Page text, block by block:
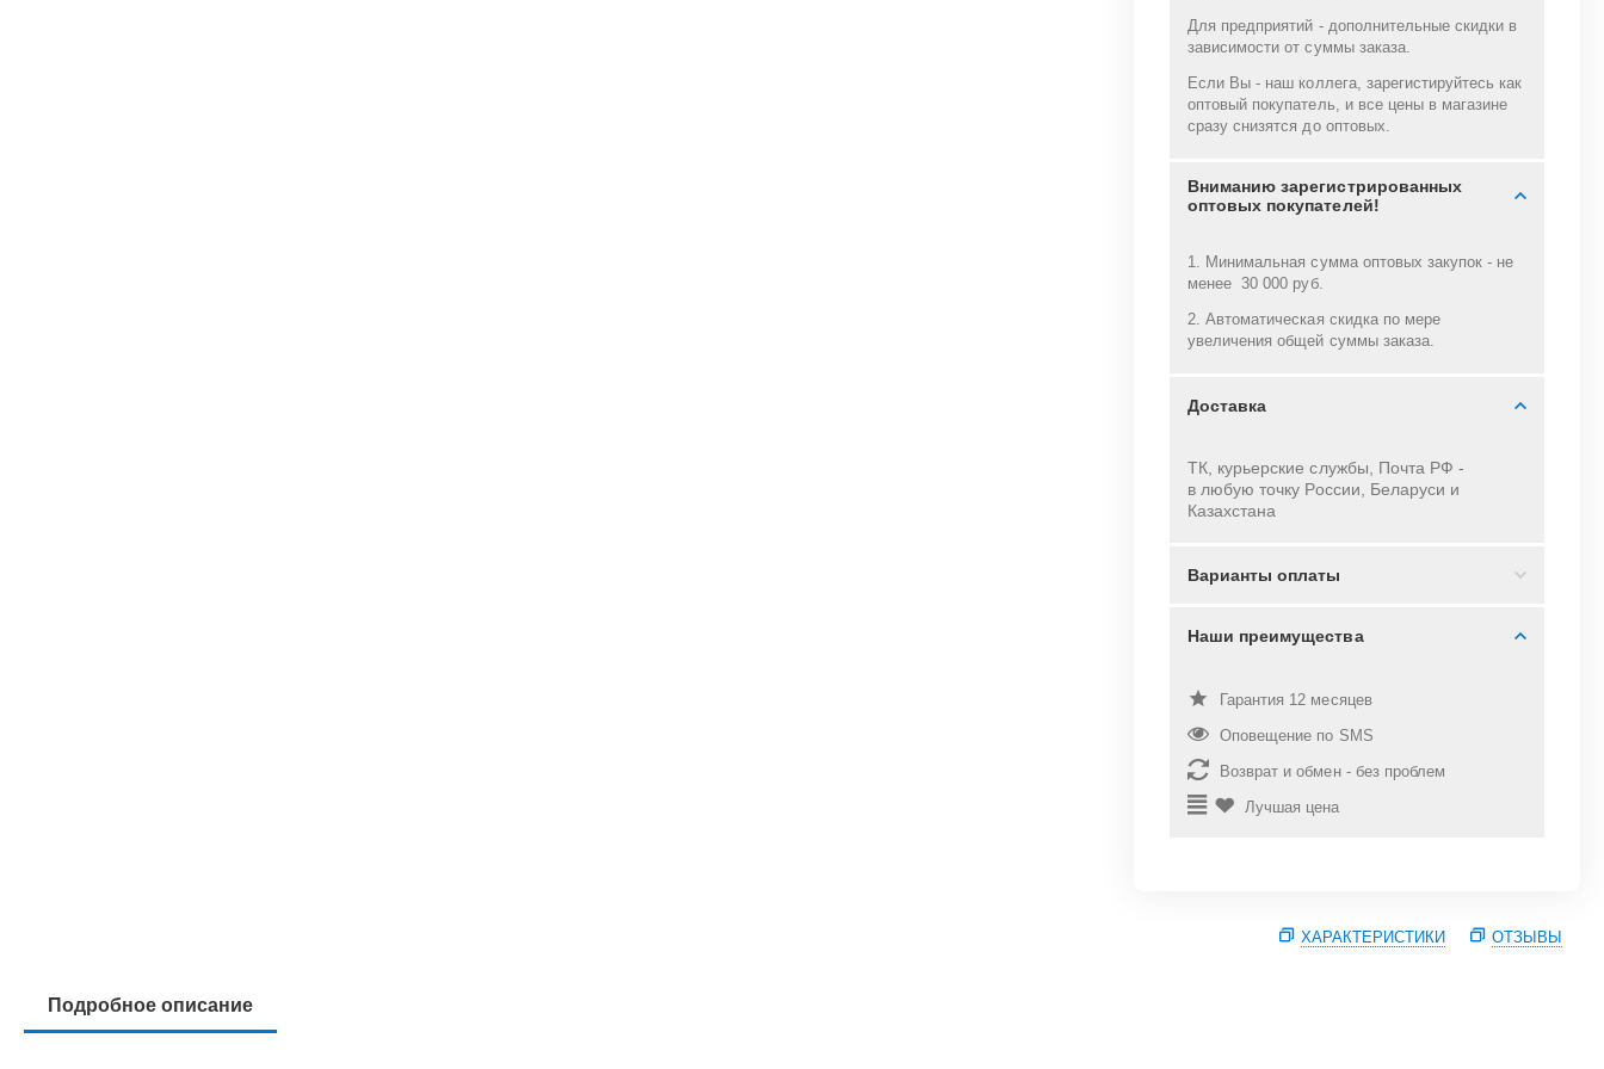
Для предприятий - дополнительные скидки в
зависимости от суммы заказа.
Если Вы - наш коллега, зарегистируйтесь как
оптовый покупатель, и все цены в магазине
сразу снизятся до оптовых.
Вниманию зарегистрированных
оптовых покупателей!
1. Минимальная сумма оптовых закупок - не
менее 30 000 руб.
2. Автоматическая скидка по мере
увеличения общей суммы заказа.
Доставка
ТК, курьерские службы, Почта РФ -
в любую точку России, Беларуси и
Казахстана
Варианты оплаты
Наши преимущества
Гарантия 12 месяцев
Оповещение по SMS
Возврат и обмен - без проблем
Лучшая цена
ХАРАКТЕРИСТИКИ ОТЗЫВЫ
Подробное описание